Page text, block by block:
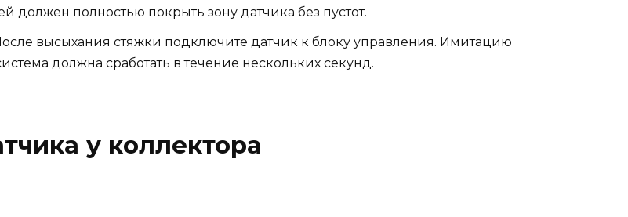
должен полностью покрыть зону датчика без пустот.
высыхания стяжки подключите датчик к блоку управления. Имитацию
должна сработать в течение нескольких секунд.
у коллектора